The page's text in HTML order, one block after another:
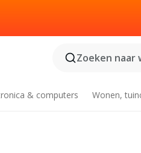
Zoeken naar
& computers Wonen,